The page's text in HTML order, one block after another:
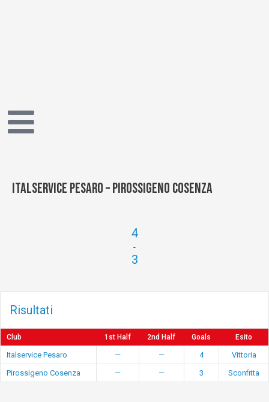
Italservice Pesaro – Pirossigeno Cosenza
4
-
3
Risultati
Club 1st Half 2nd Half Goals Esito
Italservice Pesaro — — 4
Vittoria
Pirossigeno Cosenza
— — 3 Sconfitta